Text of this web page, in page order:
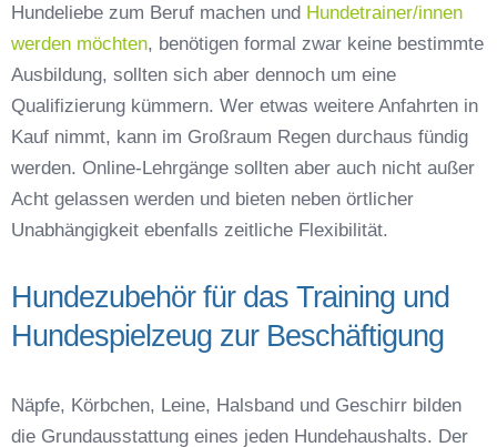
Hundeliebe zum Beruf machen und Hundetrainer/innen
werden möchten, benötigen formal zwar keine bestimmte
Ausbildung, sollten sich aber dennoch um eine
Qualifizierung kümmern. Wer etwas weitere Anfahrten in
Kauf nimmt, kann im Großraum Regen durchaus fündig
werden. Online-Lehrgänge sollten aber auch nicht außer
Acht gelassen werden und bieten neben örtlicher
Unabhängigkeit ebenfalls zeitliche Flexibilität.
Hundezubehör für das Training und
Hundespielzeug zur Beschäftigung
Näpfe, Körbchen, Leine, Halsband und Geschirr bilden
die Grundausstattung eines jeden Hundehaushalts. Der